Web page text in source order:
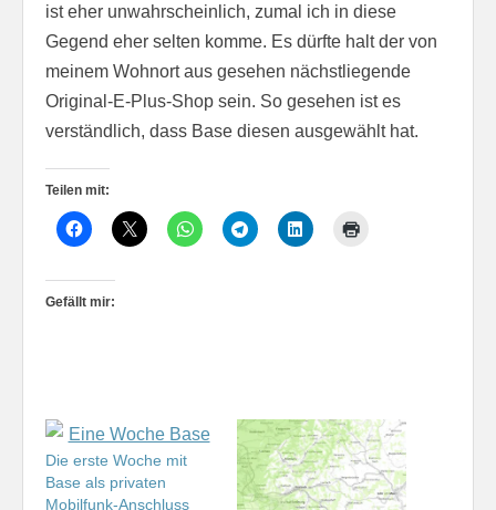
ist eher unwahrscheinlich, zumal ich in diese
Gegend eher selten komme. Es dürfte halt der von
meinem Wohnort aus gesehen nächstliegende
Original-E-Plus-Shop sein. So gesehen ist es
verständlich, dass Base diesen ausgewählt hat.
Teilen mit:
Gefällt mir:
Die erste Woche mit
Base als privaten
Mobilfunk-Anschluss